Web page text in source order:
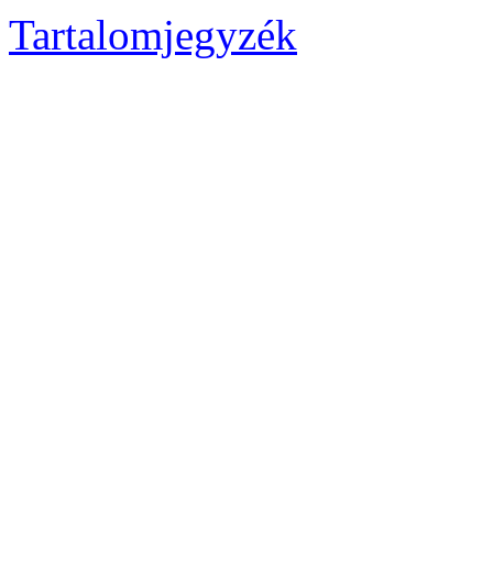
Tartalomjegyzék